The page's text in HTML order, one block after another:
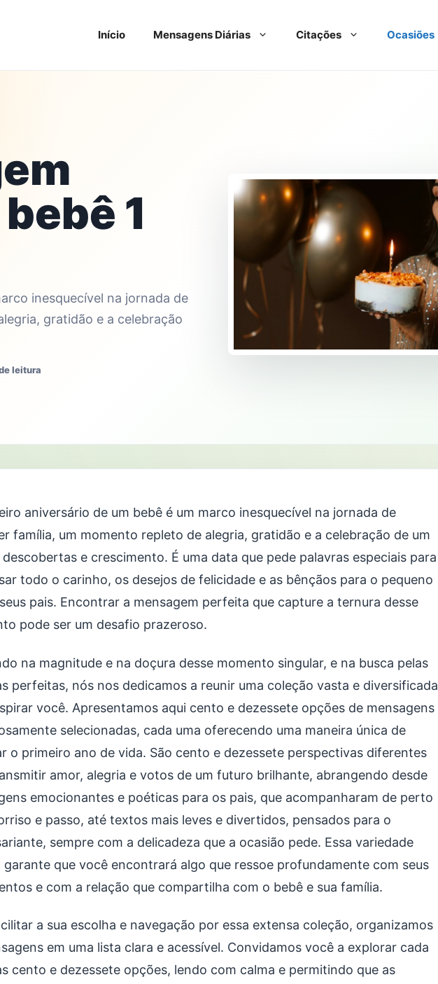
Início Mensagens Diárias Citações Ocasiões
1
inesquecível na jornada de
gratidão e a celebração
leitura
aniversário de um bebê é um marco inesquecível na jornada de
família, um momento repleto de alegria, gratidão e a celebração de um
e crescimento. É uma data que pede palavras especiais para
todo o carinho, os desejos de felicidade e as bênçãos para o pequeno
pais. Encontrar a mensagem perfeita que capture a ternura desse
pode ser um desafio prazeroso.
na magnitude e na doçura desse momento singular, e na busca pelas
perfeitas, nós nos dedicamos a reunir uma coleção vasta e diversificada
você. Apresentamos aqui cento e dezessete opções de mensagens
selecionadas, cada uma oferecendo uma maneira única de
o primeiro ano de vida. São cento e dezessete perspectivas diferentes
amor, alegria e votos de um futuro brilhante, abrangendo desde
emocionantes e poéticas para os pais, que acompanharam de perto
e passo, até textos mais leves e divertidos, pensados para o
sempre com a delicadeza que a ocasião pede. Essa variedade
garante que você encontrará algo que ressoe profundamente com seus
e com a relação que compartilha com o bebê e sua família.
a sua escolha e navegação por essa extensa coleção, organizamos
em uma lista clara e acessível. Convidamos você a explorar cada
cento e dezessete opções, lendo com calma e permitindo que as